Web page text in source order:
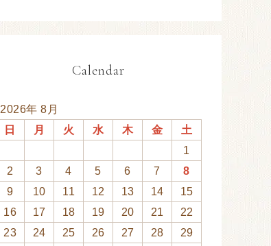
Calendar
2026年 8月
日
月 火 水 木 金
土
1
2
3 4 5 6 7
8
9
10 11 12 13 14
15
16
17 18 19 20 21
22
23
24 25 26 27 28
29